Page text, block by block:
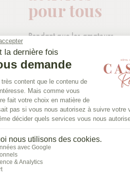
pour tous
Pendant que les amateurs
de farniente profitent des
transats, les adeptes de
sensations fortes ne sont pas
en reste ! Défiez vos amis
ou vos enfants sur nos
toboggans aquatiques
plusieurs couloirs. Fous
rires garantis ! Et aurez-
notre grand toboggan de
piscine et son virage
impressionnant ?